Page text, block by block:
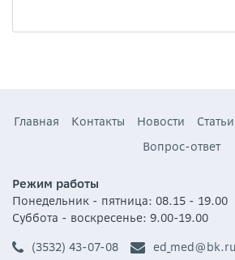
Главная Контакты Новости Статьи
Вопрос-ответ
Режим работы
Понедельник - пятница: 08.15 - 19.00
Суббота - воскресенье: 9.00-19.00
(3532) 43-07-08
ed_med@bk.ru